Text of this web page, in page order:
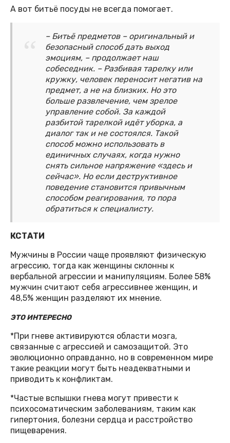
А вот битьё посуды не всегда помогает.
– Битьё предметов – оригинальный и
безопасный способ дать выход
эмоциям, – продолжает наш
собеседник. – Разбивая тарелку или
кружку, человек переносит негатив на
предмет, а не на близких. Но это
больше развлечение, чем зрелое
управление собой. За каждой
разбитой тарелкой идёт уборка, а
диалог так и не состоялся. Такой
способ можно использовать в
единичных случаях, когда нужно
снять сильное напряжение «здесь и
сейчас». Но если деструктивное
поведение становится привычным
способом реагирования, то пора
обратиться к специалисту.
КСТАТИ
Мужчины в России чаще проявляют физическую
агрессию, тогда как женщины склонны к
вербальной агрессии и манипуляциям. Более 58%
мужчин считают себя агрессивнее женщин, и
48,5% женщин разделяют их мнение.
ЭТО ИНТЕРЕСНО
*При гневе активируются области мозга,
связанные с агрессией и самозащитой. Это
эволюционно оправданно, но в современном мире
такие реакции могут быть неадекватными и
приводить к конфликтам.
*Частые вспышки гнева могут привести к
психосоматическим заболеваниям, таким как
гипертония, болезни сердца и расстройство
пищеварения.